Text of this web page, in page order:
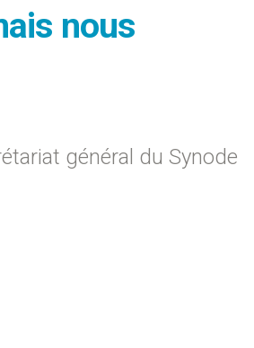
nous
général du Synode